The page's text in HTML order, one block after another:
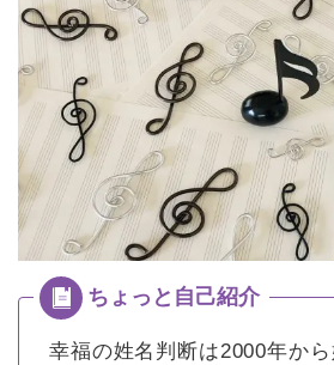
幸福の姓名判断は2000年か